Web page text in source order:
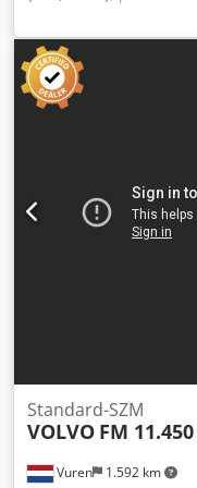
încărcare:10.760 kg,
dimensiunea anvelopei:
configurație ax:
cabină șofer:
kg
, Dotări:aer
Vuren 1.592 km
Standard-SZM
VOLVO FM